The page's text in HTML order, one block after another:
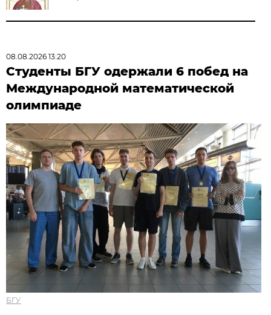
08.08.2026 13:20
Студенты БГУ одержали 6 побед на
Международной математической
олимпиаде
БГУ